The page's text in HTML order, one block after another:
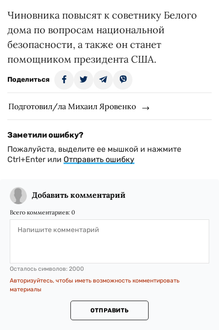
Чиновника повысят к советнику Белого
дома по вопросам национальной
безопасности, а также он станет
помощником президента США.
Поделиться
Подготовил/ла Михаил Яровенко
Заметили ошибку?
Пожалуйста, выделите ее мышкой и нажмите
Ctrl+Enter или Отправить ошибку
Добавить комментарий
Всего комментариев: 0
Осталось символов: 2000
Авторизуйтесь, чтобы иметь возможность комментировать
материалы
ОТПРАВИТЬ